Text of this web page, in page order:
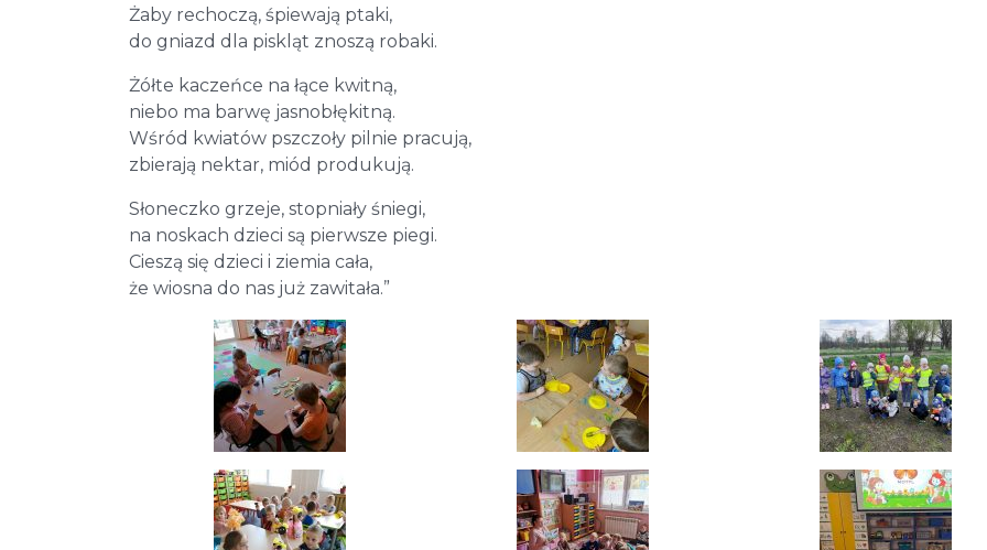
Żaby rechoczą, śpiewają ptaki,
do gniazd dla piskląt znoszą robaki.
Żółte kaczeńce na łące kwitną,
niebo ma barwę jasnobłękitną.
Wśród kwiatów pszczoły pilnie pracują,
zbierają nektar, miód produkują.
Słoneczko grzeje, stopniały śniegi,
na noskach dzieci są pierwsze piegi.
Cieszą się dzieci i ziemia cała,
że wiosna do nas już zawitała.”